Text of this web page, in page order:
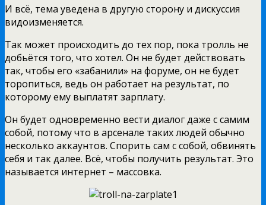
И всё, тема уведена в другую сторону и дискуссия
видоизменяется.
Так может происходить до тех пор, пока тролль не
добьётся того, что хотел. Он не будет действовать
так, чтобы его «забанили» на форуме, он не будет
торопиться, ведь он работает на результат, по
которому ему выплатят зарплату.
Он будет одновременно вести диалог даже с самим
собой, потому что в арсенале таких людей обычно
несколько аккаунтов. Спорить сам с собой, обвинять
себя и так далее. Всё, чтобы получить результат. Это
называется интернет – массовка.